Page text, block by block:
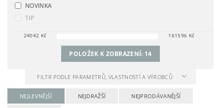
NOVINKA
TIP
24042 Kč 161596 Kč
POLOŽEK K ZOBRAZENÍ: 14
FILTR PODLE PARAMETRŮ, VLASTNOSTÍ A VÝROBCŮ
NEJLEVNĚJŠÍ NEJDRAŽŠÍ NEJPRODÁVANĚJŠÍ